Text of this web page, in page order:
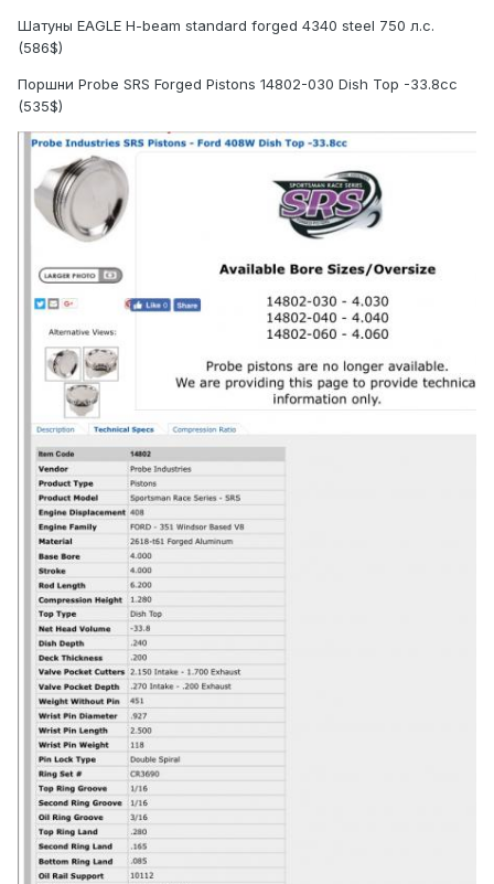
Шатуны EAGLE H-beam standard forged 4340 steel 750 л.с.
(586$)
Поршни Probe SRS Forged Pistons 14802-030 Dish Top -33.8cc
(535$)